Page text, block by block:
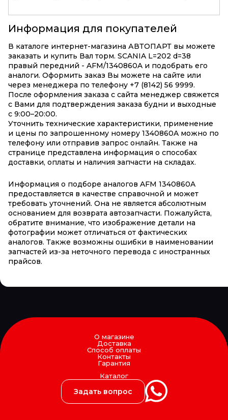
Информация для покупателей
В каталоге интернет-магазина АВТОПАРТ вы можете
заказать и купить Вал торм. SCANIA L=202 d=38
правый передний - AFM/1340860A и подобрать его
аналоги. Оформить заказ Вы можете на сайте или
через менеджера по телефону +7 (8142) 56 9999.
После оформления заказа с сайта менеджер свяжется
с Вами для подтверждения заказа будни и выходные
с 9:00–20:00.
Уточнить технические характеристики, применение
и цены по запрошенному номеру 1340860A можно по
телефону или отправив запрос онлайн. Также на
странице представлена информация о способах
доставки, оплаты и наличия запчасти на складах.
Информация о подборе аналогов AFM 1340860A
предоставляется в качестве справочной и может
требовать уточнений. Она не является абсолютным
основанием для возврата автозапчасти. Пожалуйста,
обратите внимание, что изображение детали на
фотографии может отличаться от фактических
аналогов. Также возможны ошибки в наименовании
запчастей из-за неточного перевода с иностранных
прайсов.
О магазине
Доставка
Способ оплаты
Контакты
Гарантия
Каталог
Задать вопрос